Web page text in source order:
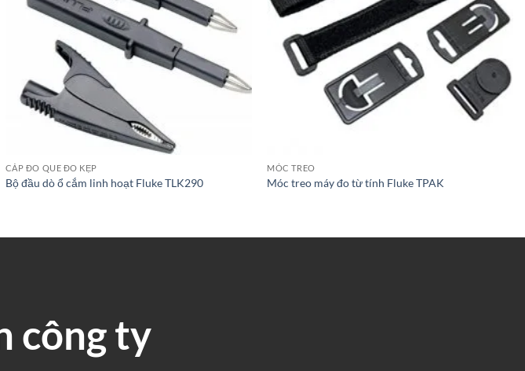
CÁP ĐO QUE ĐO KẸP
Bộ đầu dò ổ cắm linh hoạt Fluke TLK290
MÓC TREO
Móc treo máy đo từ tính Fluke TPAK
công ty